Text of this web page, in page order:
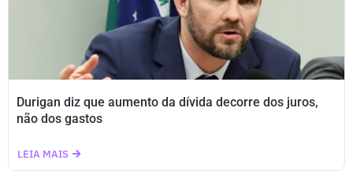
Durigan diz que aumento da dívida decorre dos juros,
não dos gastos
LEIA MAIS